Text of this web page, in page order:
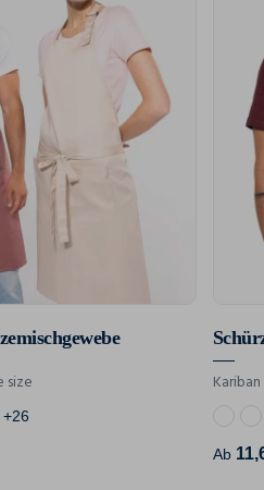
size
+26
Ab